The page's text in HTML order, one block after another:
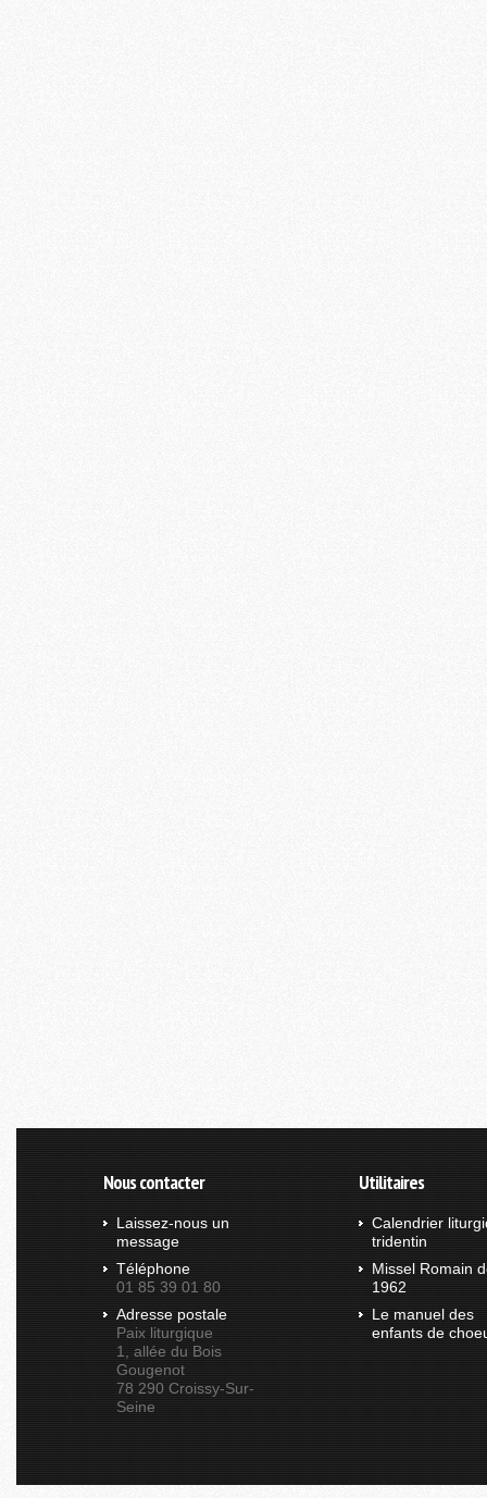
Nous contacter
Laissez-nous un
message
Téléphone
01 85 39 01 80
Adresse postale
Paix liturgique
1, allée du Bois
Gougenot
78 290 Croissy-Sur-
Seine
Utilitaires
Calendrier
tridentin
Missel Romain
1962
Le manuel des
enfants de